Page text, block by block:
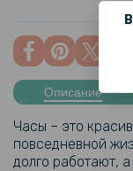
USB кабель-
BlackОписание
Часы – это
повседневной
долго работают,